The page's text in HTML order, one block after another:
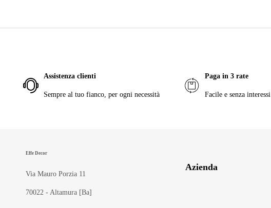
Assistenza clienti
Sempre al tuo fianco, per ogni necessità
Paga in 3 rate
Facile e senza interessi
Effe Decor
Via Mauro Porzia 11
70022 - Altamura [Ba]
Azienda